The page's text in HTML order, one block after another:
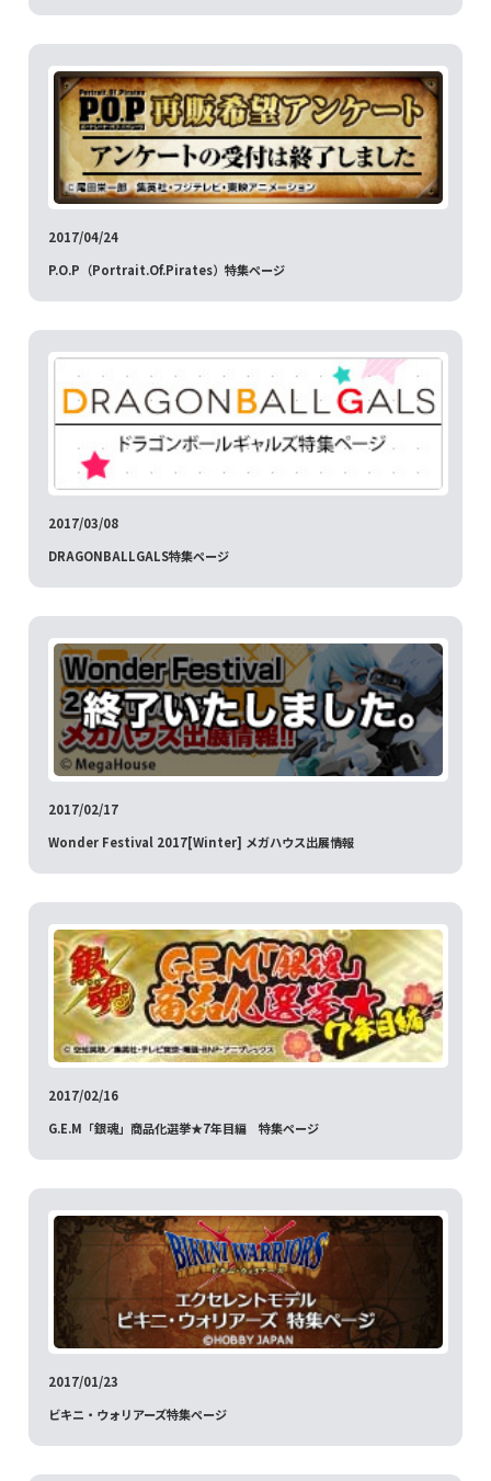
2017/04/24
P.O.P（Portrait.Of.Pirates）特集ページ
2017/03/08
DRAGONBALLGALS特集ページ
2017/02/17
Wonder Festival 2017[Winter] メガハウス出展情報
2017/02/16
G.E.M「銀魂」商品化選挙★7年目編 特集ページ
2017/01/23
ビキニ・ウォリアーズ特集ページ